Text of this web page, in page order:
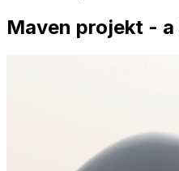
Maven projekt -